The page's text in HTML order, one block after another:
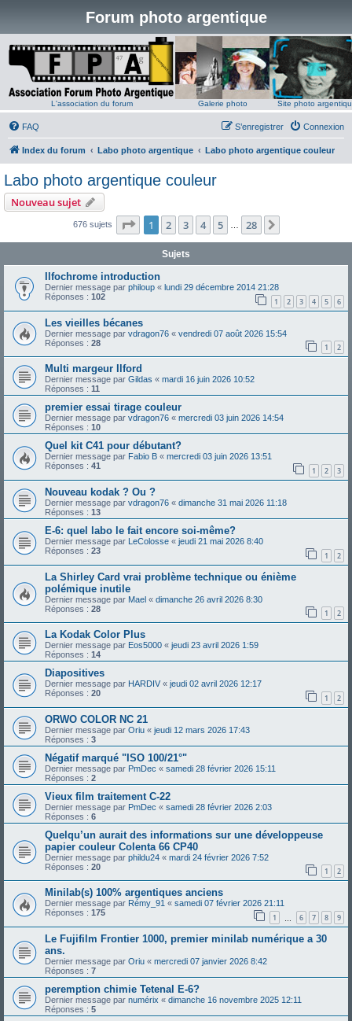
Forum photo argentique
L'association du forum Galerie photo Site photo
FAQ Connexion
S’enregistrer
Index du forum Labo photo argentique Labo photo argentique couleur
Labo photo argentique couleur
Nouveau sujet
676 sujets Page 1sur28
1 2 3 4 5 28
Sujets
Ilfochrome introduction
Dernier message par philoup « lundi 29 décembre 2014 21:28
Réponses : 102 1 2 3 4 5 6
Les vieilles bécanes
Dernier message par vdragon76 « vendredi 07 août 2026 15:54
Réponses : 28 1 2
Multi margeur Ilford
Dernier message par Gildas « mardi 16 juin 2026 10:52
Réponses : 11
premier essai tirage couleur
Dernier message par vdragon76 « mercredi 03 juin 2026 14:54
Réponses : 10
Quel kit C41 pour débutant?
Dernier message par Fabio B « mercredi 03 juin 2026 13:51
Réponses : 41 1 2 3
Nouveau kodak ? Ou ?
Dernier message par vdragon76 « dimanche 31 mai 2026 11:18
Réponses : 13
E-6: quel labo le fait encore soi-même?
Dernier message par LeColosse « jeudi 21 mai 2026 8:40
Réponses : 23 1 2
La Shirley Card vrai problème technique ou énième
polémique inutile
Dernier message par Mael « dimanche 26 avril 2026 8:30
Réponses : 28 1 2
La Kodak Color Plus
Dernier message par Eos5000 « jeudi 23 avril 2026 1:59
Réponses : 14
Diapositives
Dernier message par HARDIV « jeudi 02 avril 2026 12:17
Réponses : 20 1 2
ORWO COLOR NC 21
Dernier message par Oriu « jeudi 12 mars 2026 17:43
Réponses : 3
Négatif marqué "ISO 100/21°"
Dernier message par PmDec « samedi 28 février 2026 15:11
Réponses : 2
Vieux film traitement C-22
Dernier message par PmDec « samedi 28 février 2026 2:03
Réponses : 6
Quelqu’un aurait des informations sur une développeuse
papier couleur Colenta 66 CP40
Dernier message par phildu24 « mardi 24 février 2026 7:52
Réponses : 20 1 2
Minilab(s) 100% argentiques anciens
Dernier message par Rémy_91 « samedi 07 février 2026 21:11
Réponses : 175 1 6 7 8 9
Le Fujifilm Frontier 1000, premier minilab numérique a 30
ans.
Dernier message par Oriu « mercredi 07 janvier 2026 8:42
Réponses : 7
peremption chimie Tetenal E-6?
Dernier message par numérix « dimanche 16 novembre 2025 12:11
Réponses : 5